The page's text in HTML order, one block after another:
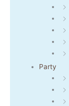
Party